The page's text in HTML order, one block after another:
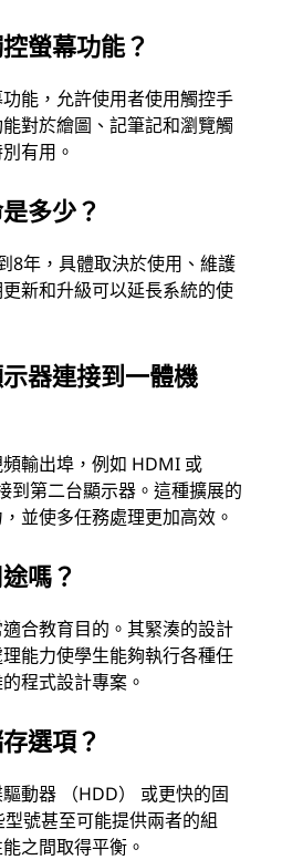
螢幕功能？
能，允許使用者使用觸控手
對於繪圖、記筆記和瀏覽觸
有用。
多少？
8年，具體取決於使用、維護
新和升級可以延長系統的使
器連接到一體機
輸出埠，例如 HDMI 或
第二台顯示器。這種擴展的
並使多任務處理更加高效。
嗎？
合教育目的。其緊湊的設計
能力使學生能夠執行各種任
程式設計專案。
選項？
動器 （HDD） 或更快的固
號甚至可能提供兩者的組
之間取得平衡。